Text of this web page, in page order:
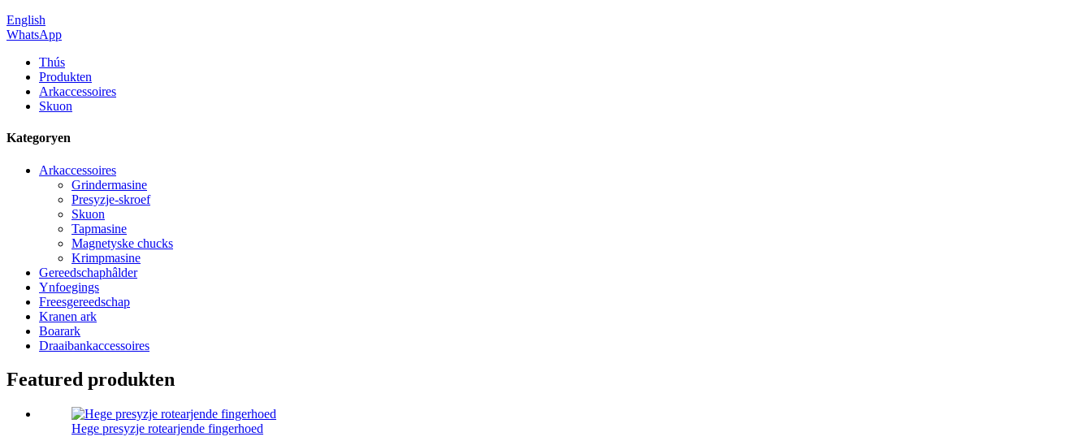
English
WhatsApp
Thús
Produkten
Arkaccessoires
Skuon
Kategoryen
Arkaccessoires
Grindermasine
Presyzje-skroef
Skuon
Tapmasine
Magnetyske chucks
Krimpmasine
Gereedschaphâlder
Ynfoegings
Freesgereedschap
Kranen ark
Boarark
Draaibankaccessoires
Featured produkten
Hege presyzje rotearjende fingerhoed